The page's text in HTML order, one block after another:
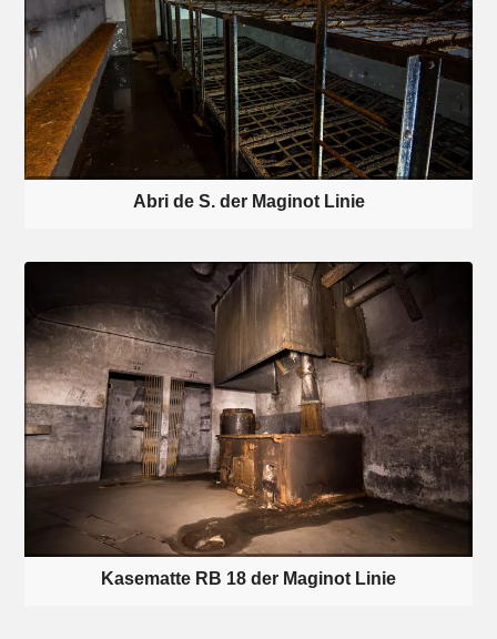
Abri de S. der Maginot Linie
Kasematte RB 18 der Maginot Linie